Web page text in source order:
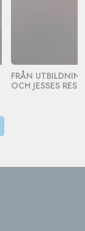
FRÅN
OCH JESSES RESA.